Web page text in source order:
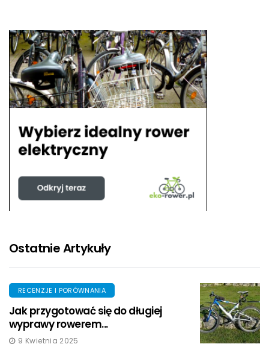
Ostatnie Artykuły
RECENZJE I PORÓWNANIA
Jak przygotować się do długiej
wyprawy rowerem...
9 Kwietnia 2025